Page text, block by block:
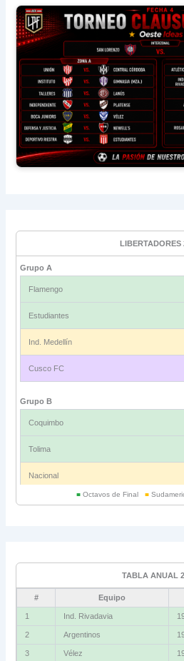
LIBERTADORES
Grupo A
Flamengo
Estudiantes
Ind. Medellín
Cusco FC
Grupo B
Coquimbo
Tolima
Nacional
Bolívar
La Guaira
■Octavos de Final ■
TABLA ANUAL
# Equipo
1 Ind. Rivadavia
2 Argentinos
3 Vélez